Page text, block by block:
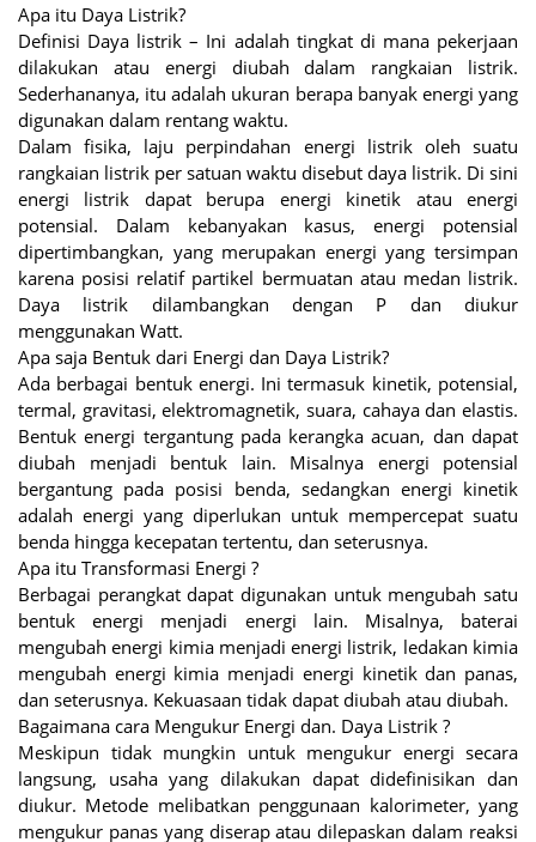
Apa itu Daya Listrik?
Definisi Daya listrik – Ini adalah tingkat di mana pekerjaan
dilakukan atau energi diubah dalam rangkaian listrik.
Sederhananya, itu adalah ukuran berapa banyak energi yang
digunakan dalam rentang waktu.
Dalam fisika, laju perpindahan energi listrik oleh suatu
rangkaian listrik per satuan waktu disebut daya listrik. Di sini
energi listrik dapat berupa energi kinetik atau energi
potensial. Dalam kebanyakan kasus, energi potensial
dipertimbangkan, yang merupakan energi yang tersimpan
karena posisi relatif partikel bermuatan atau medan listrik.
Daya listrik dilambangkan dengan P dan diukur
menggunakan Watt.
Apa saja Bentuk dari Energi dan Daya Listrik?
Ada berbagai bentuk energi. Ini termasuk kinetik, potensial,
termal, gravitasi, elektromagnetik, suara, cahaya dan elastis.
Bentuk energi tergantung pada kerangka acuan, dan dapat
diubah menjadi bentuk lain. Misalnya energi potensial
bergantung pada posisi benda, sedangkan energi kinetik
adalah energi yang diperlukan untuk mempercepat suatu
benda hingga kecepatan tertentu, dan seterusnya.
Apa itu Transformasi Energi ?
Berbagai perangkat dapat digunakan untuk mengubah satu
bentuk energi menjadi energi lain. Misalnya, baterai
mengubah energi kimia menjadi energi listrik, ledakan kimia
mengubah energi kimia menjadi energi kinetik dan panas,
dan seterusnya. Kekuasaan tidak dapat diubah atau diubah.
Bagaimana cara Mengukur Energi dan. Daya Listrik ?
Meskipun tidak mungkin untuk mengukur energi secara
langsung, usaha yang dilakukan dapat didefinisikan dan
diukur. Metode melibatkan penggunaan kalorimeter, yang
mengukur panas yang diserap atau dilepaskan dalam reaksi